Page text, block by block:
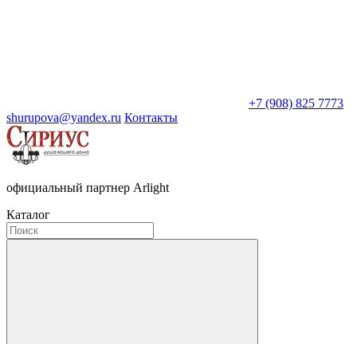
+7 (908) 825 7773
shurupova@yandex.ru Контакты
официальный партнер Arlight
Каталог